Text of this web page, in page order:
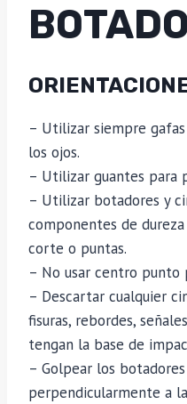
– Utilizar siempre
los ojos.
– Utilizar guantes para
– Utilizar botadores y
componentes de
corte o puntas.
– No usar centro punto
– Descartar cualquier
fisuras, rebordes,
tengan la base de
– Golpear los
perpendicularmente a